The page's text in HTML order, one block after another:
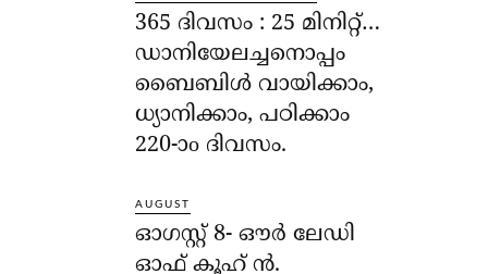
365 ദിവസം : 25 മിനിറ്റ്…
ഡാനിയേലച്ചനൊപ്പം
ബൈബിൾ വായിക്കാം,
ധ്യാനിക്കാം, പഠിക്കാം
220-ാo ദിവസം.
AUGUST
ഓഗസ്റ്റ് 8- ഔര്‍ ലേഡി
ഓഫ് കൂഹ് ന്‍.